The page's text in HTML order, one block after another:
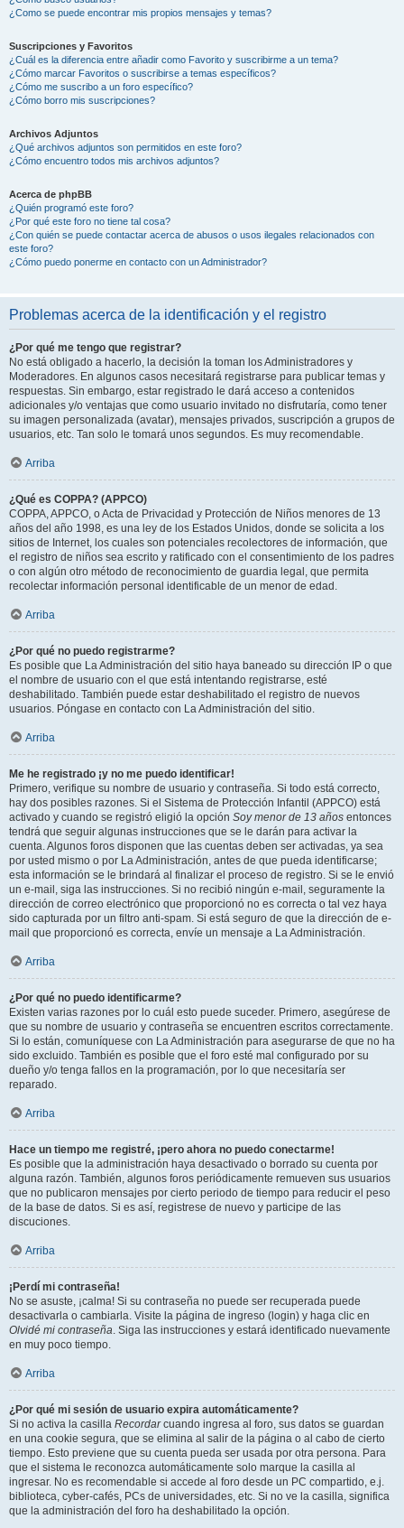
¿Como se puede encontrar mis propios mensajes y temas?
Suscripciones y Favoritos
¿Cuál es la diferencia entre añadir como Favorito y suscribirme a un tema?
¿Cómo marcar Favoritos o suscribirse a temas específicos?
¿Cómo me suscribo a un foro específico?
¿Cómo borro mis suscripciones?
Archivos Adjuntos
¿Qué archivos adjuntos son permitidos en este foro?
¿Cómo encuentro todos mis archivos adjuntos?
Acerca de phpBB
¿Quién programó este foro?
¿Por qué este foro no tiene tal cosa?
¿Con quién se puede contactar acerca de abusos o usos ilegales relacionados con
este foro?
¿Cómo puedo ponerme en contacto con un Administrador?
Problemas acerca de la identificación y el registro
¿Por qué me tengo que registrar?
No está obligado a hacerlo, la decisión la toman los Administradores y
Moderadores. En algunos casos necesitará registrarse para publicar temas y
respuestas. Sin embargo, estar registrado le dará acceso a contenidos
adicionales y/o ventajas que como usuario invitado no disfrutaría, como tener
su imagen personalizada (avatar), mensajes privados, suscripción a grupos de
usuarios, etc. Tan solo le tomará unos segundos. Es muy recomendable.
Arriba
¿Qué es COPPA? (APPCO)
COPPA, APPCO, o Acta de Privacidad y Protección de Niños menores de 13
años del año 1998, es una ley de los Estados Unidos, donde se solicita a los
sitios de Internet, los cuales son potenciales recolectores de información, que
el registro de niños sea escrito y ratificado con el consentimiento de los padres
o con algún otro método de reconocimiento de guardia legal, que permita
recolectar información personal identificable de un menor de edad.
Arriba
¿Por qué no puedo registrarme?
Es posible que La Administración del sitio haya baneado su dirección IP o que
el nombre de usuario con el que está intentando registrarse, esté
deshabilitado. También puede estar deshabilitado el registro de nuevos
usuarios. Póngase en contacto con La Administración del sitio.
Arriba
Me he registrado ¡y no me puedo identificar!
Primero, verifique su nombre de usuario y contraseña. Si todo está correcto,
hay dos posibles razones. Si el Sistema de Protección Infantil (APPCO) está
activado y cuando se registró eligió la opción Soy menor de 13 años entonces
tendrá que seguir algunas instrucciones que se le darán para activar la
cuenta. Algunos foros disponen que las cuentas deben ser activadas, ya sea
por usted mismo o por La Administración, antes de que pueda identificarse;
esta información se le brindará al finalizar el proceso de registro. Si se le envió
un e-mail, siga las instrucciones. Si no recibió ningún e-mail, seguramente la
dirección de correo electrónico que proporcionó no es correcta o tal vez haya
sido capturada por un filtro anti-spam. Si está seguro de que la dirección de e-
mail que proporcionó es correcta, envíe un mensaje a La Administración.
Arriba
¿Por qué no puedo identificarme?
Existen varias razones por lo cuál esto puede suceder. Primero, asegúrese de
que su nombre de usuario y contraseña se encuentren escritos correctamente.
Si lo están, comuníquese con La Administración para asegurarse de que no ha
sido excluido. También es posible que el foro esté mal configurado por su
dueño y/o tenga fallos en la programación, por lo que necesitaría ser
reparado.
Arriba
Hace un tiempo me registré, ¡pero ahora no puedo conectarme!
Es posible que la administración haya desactivado o borrado su cuenta por
alguna razón. También, algunos foros periódicamente remueven sus usuarios
que no publicaron mensajes por cierto periodo de tiempo para reducir el peso
de la base de datos. Si es así, registrese de nuevo y participe de las
discuciones.
Arriba
¡Perdí mi contraseña!
No se asuste, ¡calma! Si su contraseña no puede ser recuperada puede
desactivarla o cambiarla. Visite la página de ingreso (login) y haga clic en
Olvidé mi contraseña. Siga las instrucciones y estará identificado nuevamente
en muy poco tiempo.
Arriba
¿Por qué mi sesión de usuario expira automáticamente?
Si no activa la casilla Recordarcuando ingresa al foro, sus datos se guardan
en una cookie segura, que se elimina al salir de la página o al cabo de cierto
tiempo. Esto previene que su cuenta pueda ser usada por otra persona. Para
que el sistema le reconozca automáticamente solo marque la casilla al
ingresar. No es recomendable si accede al foro desde un PC compartido, e.j.
biblioteca, cyber-cafés, PCs de universidades, etc. Si no ve la casilla, significa
que la administración del foro ha deshabilitado la opción.